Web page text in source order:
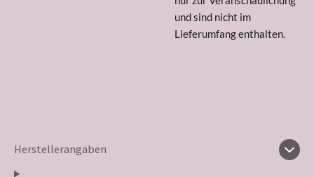
und sind nicht im
Lieferumfang enthalten.
Herstellerangaben